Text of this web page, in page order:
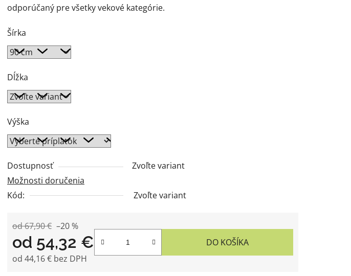
odporúčaný pre všetky vekové kategórie.
Šírka
Dĺžka
Výška
Dostupnosť
Zvoľte variant
Možnosti doručenia
Kód:
Zvoľte variant
od 67,90 € –20 %
od 54,32 €
od 44,16 € bez DPH
DO KOŠÍKA